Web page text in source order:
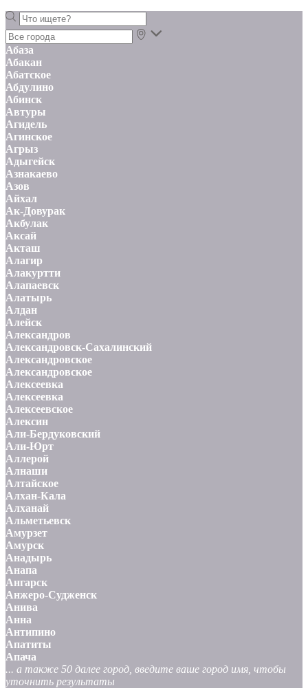
Абаза
Абакан
Абатское
Абдулино
Абинск
Автуры
Агидель
Агинское
Агрыз
Адыгейск
Азнакаево
Азов
Айхал
Ак-Довурак
Акбулак
Аксай
Акташ
Алагир
Алакуртти
Алапаевск
Алатырь
Алдан
Алейск
Александров
Александровск-Сахалинский
Александровское
Александровское
Алексеевка
Алексеевка
Алексеевское
Алексин
Али-Бердуковский
Али-Юрт
Аллерой
Алнаши
Алтайское
Алхан-Кала
Алханай
Альметьевск
Амурзет
Амурск
Анадырь
Анапа
Ангарск
Анжеро-Судженск
Анива
Анна
Антипино
Апатиты
Апача
... а также 50 далее город, введите ваше город имя, чтобы
уточнить результаты